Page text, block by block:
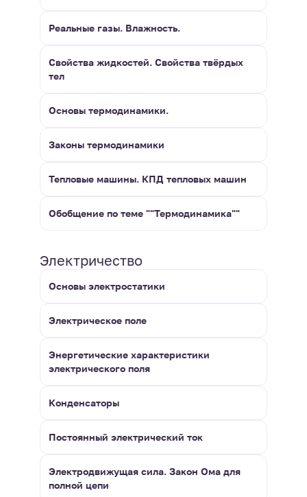
Реальные газы. Влажность.
Свойства жидкостей. Свойства твёрдых
тел
Основы термодинамики.
Законы термодинамики
Тепловые машины. КПД тепловых машин
Обобщение по теме ""Термодинамика""
Электричество
Основы электростатики
Электрическое поле
Энергетические характеристики
электрического поля
Конденсаторы
Постоянный электрический ток
Электродвижущая сила. Закон Ома для
полной цепи